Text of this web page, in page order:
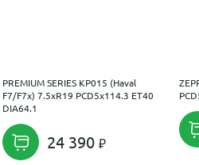
PREMIUM SERIES КР015 (Haval
F7/F7x) 7.5xR19 PCD5x114.3 ET40
DIA64.1
24 390